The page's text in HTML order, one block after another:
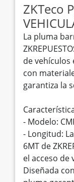
ZKTeco
La pluma
de vehículos
con
garantiza la
- Modelo:
- Longitud:
6MT de
el acceso
Diseñada